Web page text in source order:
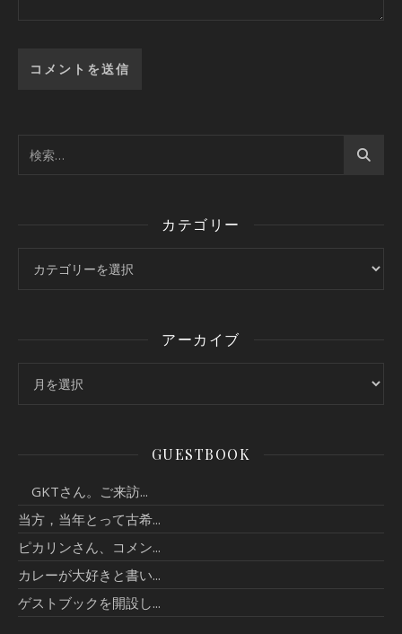
カテゴリー
アーカイブ
GUESTBOOK
GKTさん。ご来訪...
当方，当年とって古希...
ピカリンさん、コメン...
カレーが大好きと書い...
ゲストブックを開設し...